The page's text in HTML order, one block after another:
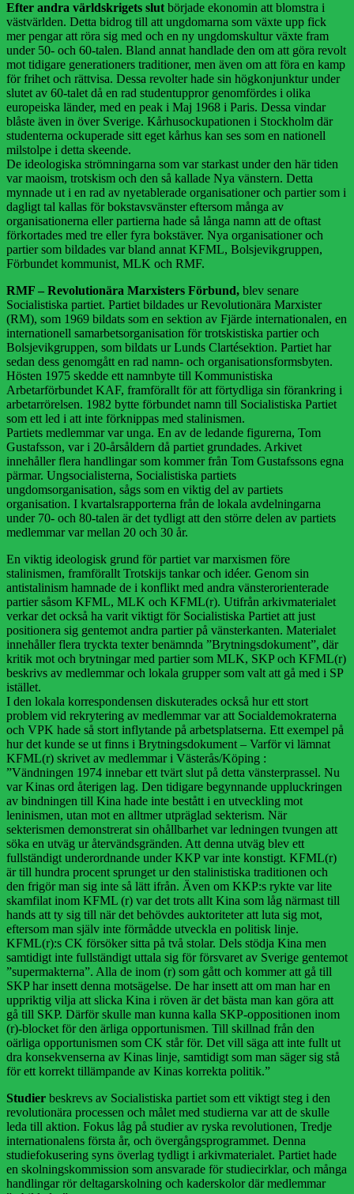
Efter andra världskrigets slut började ekonomin att blomstra i
västvärlden. Detta bidrog till att ungdomarna som växte upp fick
mer pengar att röra sig med och en ny ungdomskultur växte fram
under 50- och 60-talen. Bland annat handlade den om att göra revolt
mot tidigare generationers traditioner, men även om att föra en kamp
för frihet och rättvisa. Dessa revolter hade sin högkonjunktur under
slutet av 60-talet då en rad studentuppror genomfördes i olika
europeiska länder, med en peak i Maj 1968 i Paris. Dessa vindar
blåste även in över Sverige. Kårhusockupationen i Stockholm där
studenterna ockuperade sitt eget kårhus kan ses som en nationell
milstolpe i detta skeende.
De ideologiska strömningarna som var starkast under den här tiden
var maoism, trotskism och den så kallade Nya vänstern. Detta
mynnade ut i en rad av nyetablerade organisationer och partier som i
dagligt tal kallas för bokstavsvänster eftersom många av
organisationerna eller partierna hade så långa namn att de oftast
förkortades med tre eller fyra bokstäver. Nya organisationer och
partier som bildades var bland annat KFML, Bolsjevikgruppen,
Förbundet kommunist, MLK och RMF.
RMF – Revolutionära Marxisters Förbund, blev senare
Socialistiska partiet. Partiet bildades ur Revolutionära Marxister
(RM), som 1969 bildats som en sektion av Fjärde internationalen, en
internationell samarbetsorganisation för trotskistiska partier och
Bolsjevikgruppen, som bildats ur Lunds Clartésektion. Partiet har
sedan dess genomgått en rad namn- och organisationsformsbyten.
Hösten 1975 skedde ett namnbyte till Kommunistiska
Arbetarförbundet KAF, framförallt för att förtydliga sin förankring i
arbetarrörelsen. 1982 bytte förbundet namn till Socialistiska Partiet
som ett led i att inte förknippas med stalinismen.
Partiets medlemmar var unga. En av de ledande figurerna, Tom
Gustafsson, var i 20-årsåldern då partiet grundades. Arkivet
innehåller flera handlingar som kommer från Tom Gustafssons egna
pärmar. Ungsocialisterna, Socialistiska partiets
ungdomsorganisation, sågs som en viktig del av partiets
organisation. I kvartalsrapporterna från de lokala avdelningarna
under 70- och 80-talen är det tydligt att den större delen av partiets
medlemmar var mellan 20 och 30 år.
En viktig ideologisk grund för partiet var marxismen före
stalinismen, framförallt Trotskijs tankar och idéer. Genom sin
antistalinism hamnade de i konflikt med andra vänsterorienterade
partier såsom KFML, MLK och KFML(r). Utifrån arkivmaterialet
verkar det också ha varit viktigt för Socialistiska Partiet att just
positionera sig gentemot andra partier på vänsterkanten. Materialet
innehåller flera tryckta texter benämnda ”Brytningsdokument”, där
kritik mot och brytningar med partier som MLK, SKP och KFML(r)
beskrivs av medlemmar och lokala grupper som valt att gå med i SP
istället.
I den lokala korrespondensen diskuterades också hur ett stort
problem vid rekrytering av medlemmar var att Socialdemokraterna
och VPK hade så stort inflytande på arbetsplatserna. Ett exempel på
hur det kunde se ut finns i Brytningsdokument – Varför vi lämnat
KFML(r) skrivet av medlemmar i Västerås/Köping :
”Vändningen 1974 innebar ett tvärt slut på detta vänsterprassel. Nu
var Kinas ord återigen lag. Den tidigare begynnande uppluckringen
av bindningen till Kina hade inte bestått i en utveckling mot
leninismen, utan mot en alltmer utpräglad sekterism. När
sekterismen demonstrerat sin ohållbarhet var ledning­en tvungen att
söka en utväg ur återvändsgränden. Att denna utväg blev ett
fullständigt underordnande under KKP var inte konstigt. KFML(r)
är till hundra procent sprunget ur den stalinistiska traditionen och
den frigör man sig inte så lätt ifrån. Även om KKP:s rykte var lite
skamfilat inom KFML (r) var det trots allt Kina som låg närmast till
hands att ty sig till när det behövdes auktoriteter att luta sig mot,
eftersom man själv inte förmådde utveckla en politisk linje.
KFML(r):s CK försöker sitta på två stolar. Dels stödja Kina men
samtidigt inte fullständigt uttala sig för försvaret av Sverige gentemot
”supermakterna”. Alla de inom (r) som gått och kommer att gå till
SKP har insett denna motsägelse. De har insett att om man har en
uppriktig vilja att slicka Kina i röven är det bästa man kan göra att
gå till SKP. Därför skulle man kunna kalla SKP-oppositionen inom
(r)-blocket för den ärliga opportunismen. Till skillnad från den
oärliga opportunismen som CK står för. Det vill säga att inte fullt ut
dra konsekvenserna av Kinas linje, samtidigt som man säger sig stå
för ett korrekt tillämpande av Kinas korrekta politik.”
Studier beskrevs av Socialistiska partiet som ett viktigt steg i den
revolutionära processen och målet med studierna var att de skulle
leda till aktion. Fokus låg på studier av ryska revolutionen, Tredje
internationalens första år, och övergångsprogrammet. Denna
studiefokusering syns överlag tydligt i arkivmaterialet. Partiet hade
en skolningskommission som ansvarade för studiecirklar, och många
handlingar rör deltagarskolning och kaderskolor där medlemmar